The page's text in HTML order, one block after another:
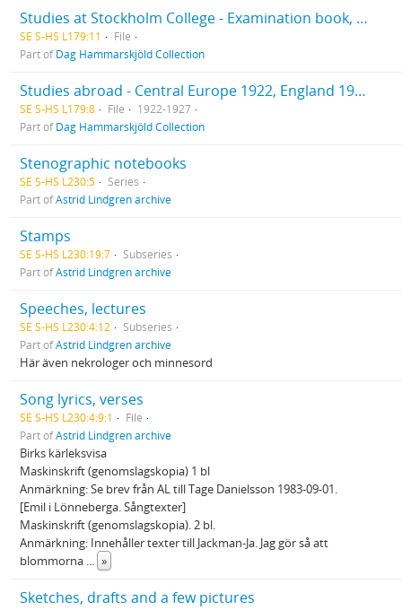
Studies at Stockholm College - Examination book, grades, dissertation 1933
SE S-HS L179:11
File
Part ofDag Hammarskjöld Collection
Studies abroad - Central Europe 1922, England 1923. Economic studies.
SE S-HS L179:8 File
1922-1927
Part ofDag Hammarskjöld Collection
Stenographic notebooks
SE S-HS L230:5
Series
Part ofAstrid Lindgren archive
Stamps
SE S-HS L230:19:7
Subseries
Part ofAstrid Lindgren archive
Speeches, lectures
SE S-HS L230:4:12
Subseries
Part ofAstrid Lindgren archive
Här även nekrologer och minnesord
Song lyrics, verses
SE S-HS L230:4:9:1
File
Part ofAstrid Lindgren archive
Birks kärleksvisa
Maskinskrift (genomslagskopia) 1 bl
Anmärkning: Se brev från AL till Tage Danielsson 1983-09-01.
[Emil i Lönneberga. Sångtexter]
Maskinskrift (genomslagskopia). 2 bl.
Anmärkning: Innehåller texter till Jackman-Ja. Jag gör så att
blommorna ... »
Sketches, drafts and a few pictures